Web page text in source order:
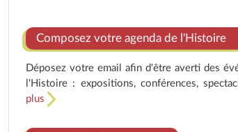
Composez votre agenda de l'Histoire
Déposez votre email afin d'être averti des
l'Histoire : expositions, conférences,
plus